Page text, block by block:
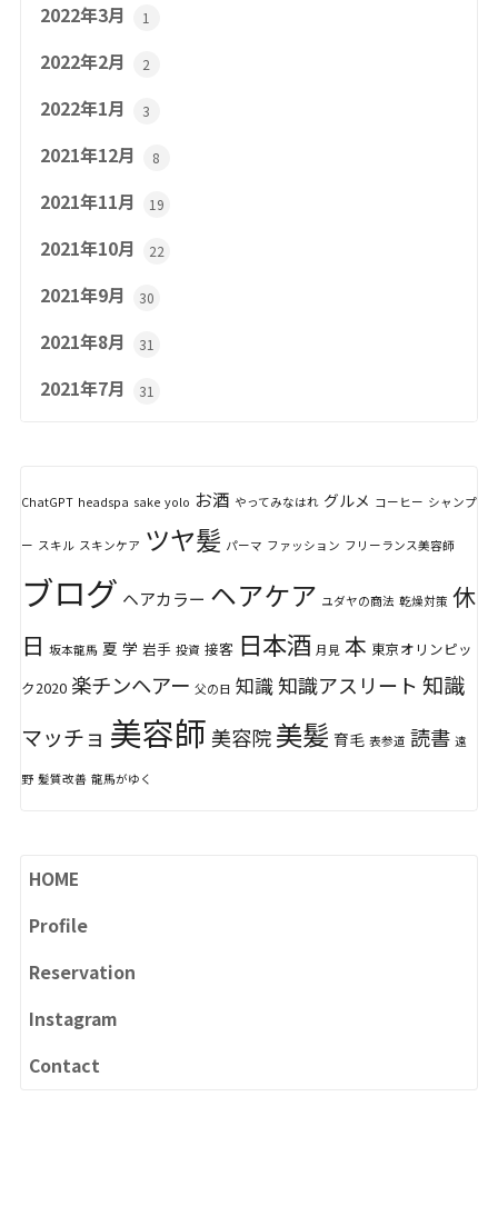
2022年3月 1
2022年2月 2
2022年1月 3
2021年12月 8
2021年11月 19
2021年10月 22
2021年9月 30
2021年8月 31
2021年7月 31
ChatGPT headspa sake yolo お酒 やってみなはれ グルメ コーヒー シャンプ
ー スキル スキンケア ツヤ髪 パーマ ファッション フリーランス美容師
ブログ ヘアカラー ヘアケア ユダヤの商法 乾燥対策 休
日 坂本龍馬 夏 学 岩手 投資 接客 日本酒 月見 本 東京オリンピッ
ク2020 楽チンヘアー 父の日 知識 知識アスリート 知識
マッチョ 美容師美容院美髪 育毛 表参道 読書 遠
野 髪質改善 龍馬がゆく
HOME
Profile
Reservation
Instagram
Contact